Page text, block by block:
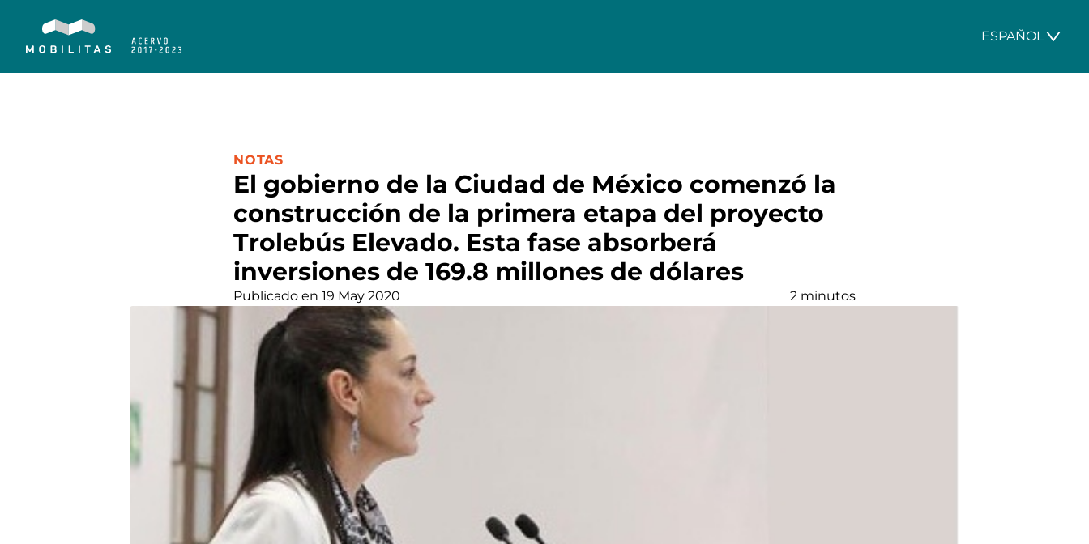
ESPAÑOL
El gobierno de la Ciudad de México comenzó la
construcción de la primera etapa del proyecto
Trolebús Elevado. Esta fase absorberá
inversiones de 169.8 millones de dólares
CATEGORÍA:
NOTAS
Publicado en 19 May 2020 2 minutos